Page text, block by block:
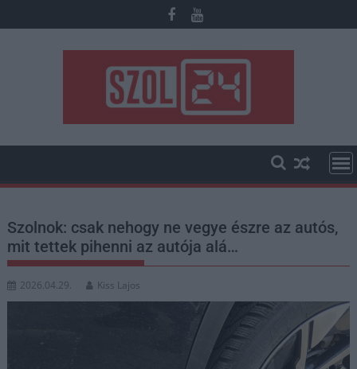
to
Szolnok: csak nehogy ne vegye észre az autós,
mit tettek pihenni az autója alá…
2026.04.29. Kiss Lajos